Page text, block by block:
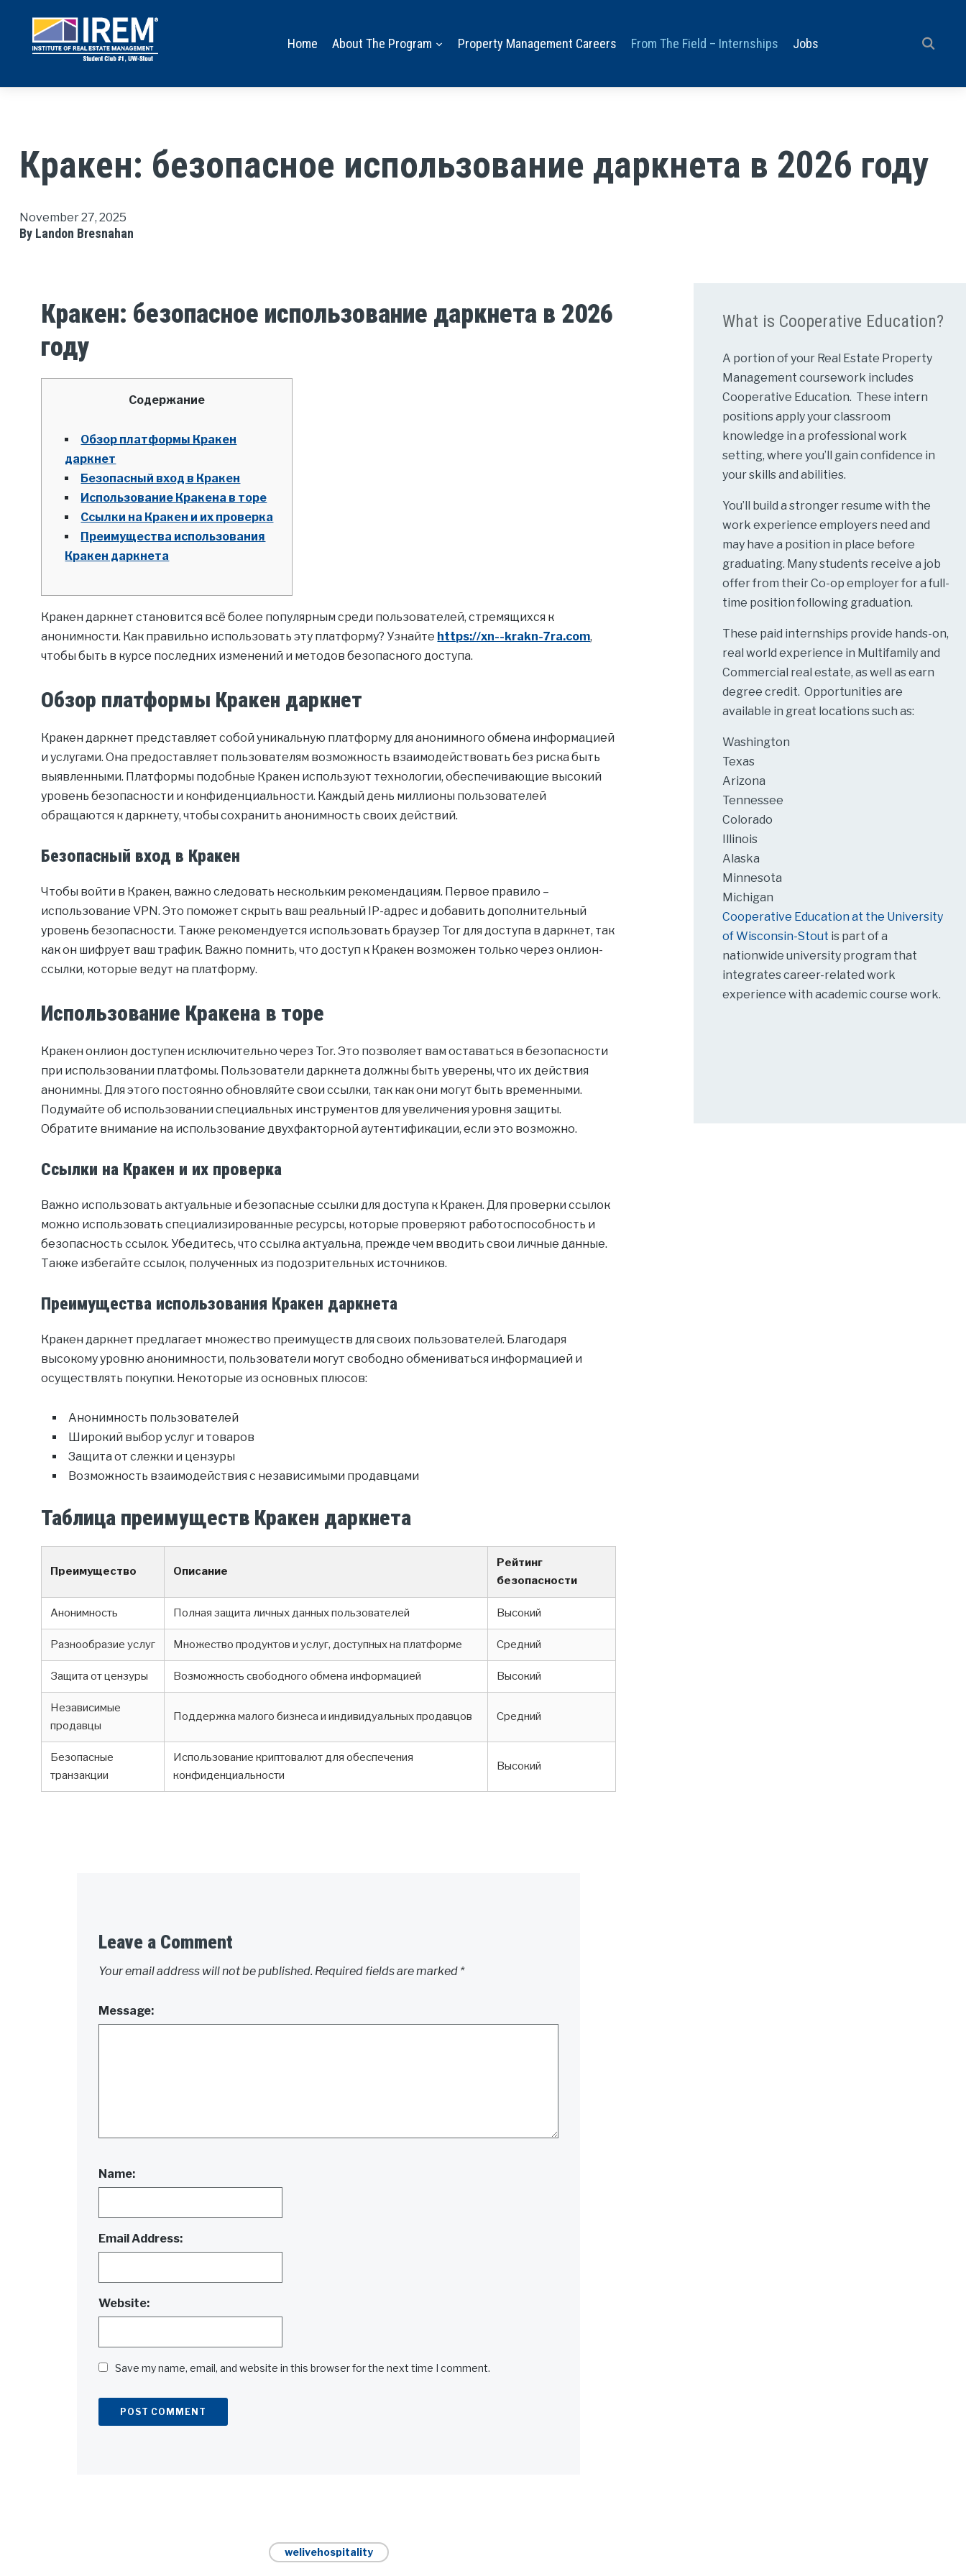
Home About The Program Property Management Careers From The Field – Internships Jobs
Кракен: безопасное использование даркнета в 2026 году
November 27, 2025
By Landon Bresnahan
Кракен: безопасное использование даркнета в 2026
году
Содержание
Обзор платформы Кракен
даркнет
Безопасный вход в Кракен
Использование Кракена в торе
Ссылки на Кракен и их проверка
Преимущества использования
Кракен даркнета
Кракен даркнет становится всё более популярным среди пользователей, стремящихся к
анонимности. Как правильно использовать эту платформу? Узнайте https://xn--krakn-7ra.com,
чтобы быть в курсе последних изменений и методов безопасного доступа.
Обзор платформы Кракен даркнет
Кракен даркнет представляет собой уникальную платформу для анонимного обмена информацией
и услугами. Она предоставляет пользователям возможность взаимодействовать без риска быть
выявленными. Платформы подобные Кракен используют технологии, обеспечивающие высокий
уровень безопасности и конфиденциальности. Каждый день миллионы пользователей
обращаются к даркнету, чтобы сохранить анонимность своих действий.
Безопасный вход в Кракен
Чтобы войти в Кракен, важно следовать нескольким рекомендациям. Первое правило –
использование VPN. Это поможет скрыть ваш реальный IP-адрес и добавить дополнительный
уровень безопасности. Также рекомендуется использовать браузер Tor для доступа в даркнет, так
как он шифрует ваш трафик. Важно помнить, что доступ к Кракен возможен только через онлион-
ссылки, которые ведут на платформу.
Использование Кракена в торе
Кракен онлион доступен исключительно через Tor. Это позволяет вам оставаться в безопасности
при использовании платфомы. Пользователи даркнета должны быть уверены, что их действия
анонимны. Для этого постоянно обновляйте свои ссылки, так как они могут быть временными.
Подумайте об использовании специальных инструментов для увеличения уровня защиты.
Обратите внимание на использование двухфакторной аутентификации, если это возможно.
Ссылки на Кракен и их проверка
Важно использовать актуальные и безопасные ссылки для доступа к Кракен. Для проверки ссылок
можно использовать специализированные ресурсы, которые проверяют работоспособность и
безопасность ссылок. Убедитесь, что ссылка актуальна, прежде чем вводить свои личные данные.
Также избегайте ссылок, полученных из подозрительных источников.
Преимущества использования Кракен даркнета
Кракен даркнет предлагает множество преимуществ для своих пользователей. Благодаря
высокому уровню анонимности, пользователи могут свободно обмениваться информацией и
осуществлять покупки. Некоторые из основных плюсов:
Анонимность пользователей
Широкий выбор услуг и товаров
Защита от слежки и цензуры
Возможность взаимодействия с независимыми продавцами
Таблица преимуществ Кракен даркнета
Преимущество Описание
Рейтинг
безопасности
Анонимность Полная защита личных данных пользователей Высокий
Разнообразие услуг Множество продуктов и услуг, доступных на платформе Средний
Защита от цензуры Возможность свободного обмена информацией Высокий
Независимые
продавцы
Поддержка малого бизнеса и индивидуальных продавцов Средний
Безопасные
транзакции
Использование криптовалют для обеспечения
конфиденциальности
Высокий
Leave a Comment
Your email address will not be published. Required fields are marked *
Message:
Name:
Email Address:
Website:
Save my name, email, and website in this browser for the next time I comment.
welivehospitality
What is Cooperative Education?
A portion of your Real Estate Property
Management coursework includes
Cooperative Education. These intern
positions apply your classroom
knowledge in a professional work
setting, where you’ll gain confidence in
your skills and abilities.
You’ll build a stronger resume with the
work experience employers need and
may have a position in place before
graduating. Many students receive a job
offer from their Co-op employer for a full-
time position following graduation.
These paid internships provide hands-on,
real world experience in Multifamily and
Commercial real estate, as well as earn
degree credit. Opportunities are
available in great locations such as:
Washington
Texas
Arizona
Tennessee
Colorado
Illinois
Alaska
Minnesota
Michigan
Cooperative Education at the University
of Wisconsin-Stout is part of a
nationwide university program that
integrates career-related work
experience with academic course work.